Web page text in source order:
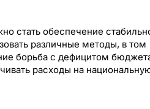
стать обеспечение
различные методы, в том
борьба с дефицитом
расходы на